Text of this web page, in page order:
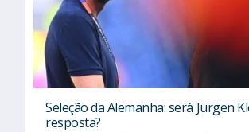
Seleção da Alemanha: será Jürgen
resposta?